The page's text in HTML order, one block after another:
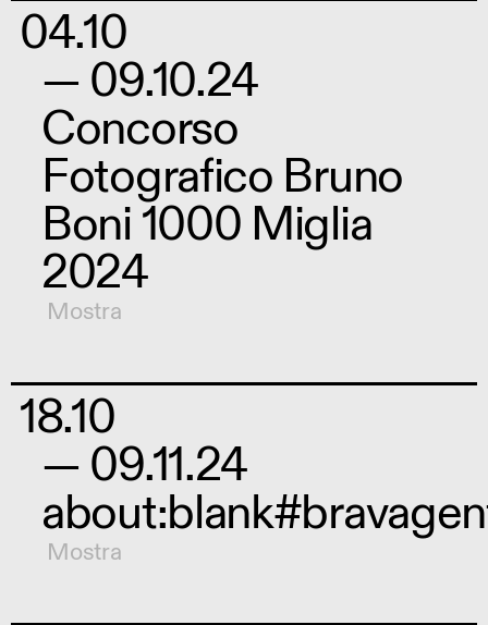
04.10
— 09.10.24
Concorso
Fotografico Bruno
Boni 1000 Miglia
2024
Mostra
18.10
— 09.11.24
Mostra